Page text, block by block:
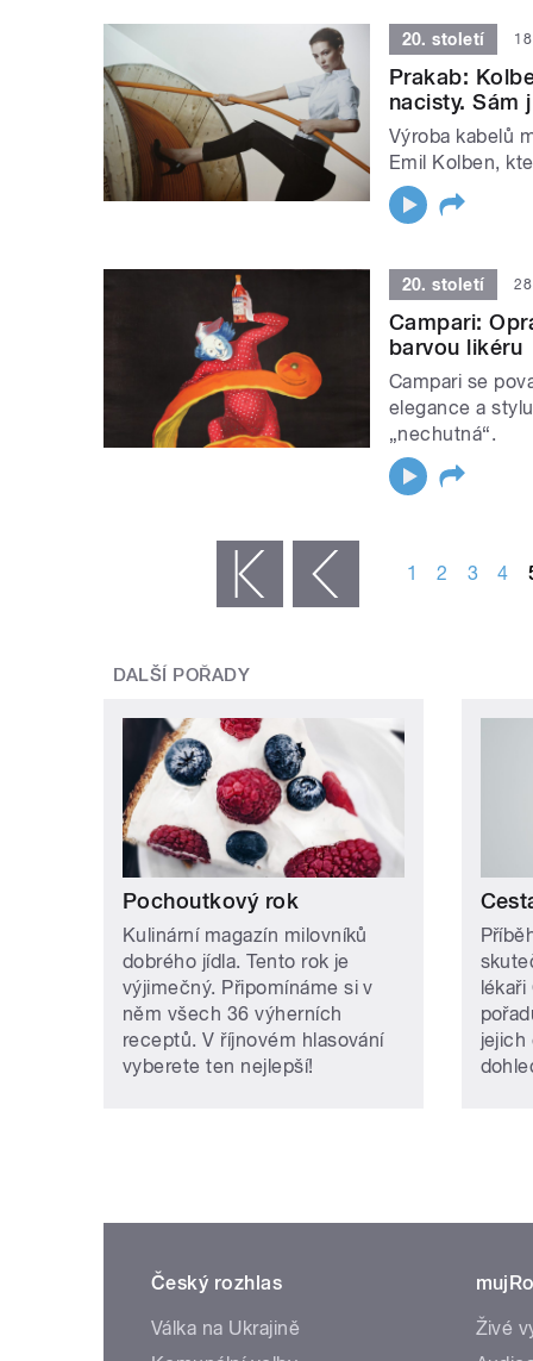
20. století
Prakab:
nacisty. Sám
Výroba kabelů
Emil Kolben,
20. století
Campari:
barvou likéru
Campari se
elegance a
„nechutná“.
‹ předchozí 1 2 3 4
DALŠÍ POŘADY
Pochoutkový rok
Kulinární magazín milovníků
dobrého jídla. Tento rok je
výjimečný. Připomínáme si v
něm všech 36 výherních
receptů. V říjnovém hlasování
vyberete ten nejlepší!
lékaři
jejich
Český rozhlas
Válka na Ukrajině
Živé